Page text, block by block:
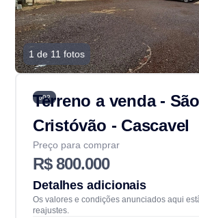
1 de 11 fotos
602
Terreno a venda - São
Cristóvão - Cascavel
Preço para comprar
R$ 800.000
Detalhes adicionais
Os valores e condições anunciados aqui
reajustes.